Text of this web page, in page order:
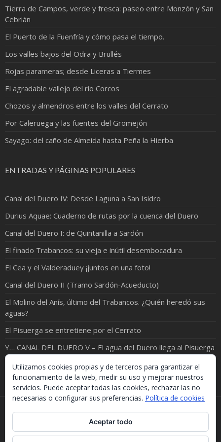
Tierra de Campos, verde y fresca: paseo entre Monzón y San
Cebrián
El Puerto de la Fuenfría y cómo pasa el tiempo.
Los valles bajos del Odra y Brullés
Rojas parameras; desde Liceras a Tiermes
El agradable vallejo del río Corcos
Chozos y almendros entre los valles del Cerrato
Por Caleruega y las fuentes del Gromejón
Sayago: del caño de Almeida hasta Peña la Hierba
ENTRADAS Y PÁGINAS POPULARES
Canal del Duero IV: Desde Laguna a San Isidro
Durius Aquae: Cuaderno de rutas por la cuenca del Duero
Canal del Duero I: de Quintanilla a Sardón
El finado Trabancos: su vieja e inútil desembocadura
El Cea y el Valderaduey ¡juntos en una foto!
Canal del Duero II (Tramo Sardón-Acueducto)
El Molino del Anís, último del Trabancos. ¿Quién heredó sus
aguas?
El Pisuerga se entretiene por el Cerrato
Y… CANAL DEL DUERO V – El agua del Duero llega al Pisuerga
El Eresma; cruzando entre Bernardos y Carbonero
Si necesitas algo de este blog puedes cogerlo, lo único
que te pido es que menciones la procedencia. Gracias.
Should you need something from this blog, just take it.
Utilizamos cookies propias y de terceros para garantizar el
funcionamiento de la web, medir su uso y mejorar nuestros
servicios. Puede aceptar todas las cookies, rechazar las no
necesarias o configurar sus preferencias. Política de cookies
Aceptar todo